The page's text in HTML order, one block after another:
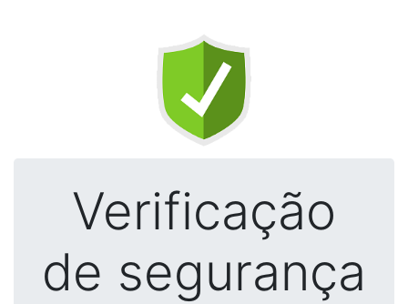
Verificação
de segurança